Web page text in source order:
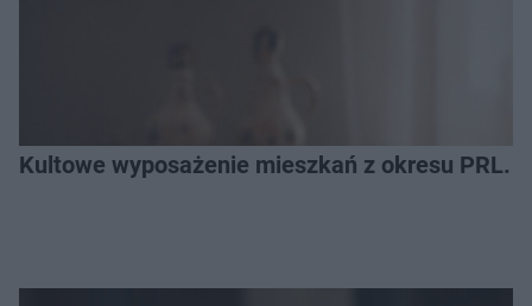
Kultowe wyposażenie mieszkań z okresu PRL.